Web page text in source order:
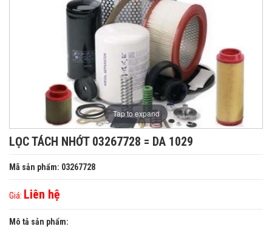
Tap to expand
LỌC TÁCH NHỚT 03267728 = DA 1029
Mã sản phẩm: 03267728
Giá: Liên hệ
Mô tả sản phẩm: